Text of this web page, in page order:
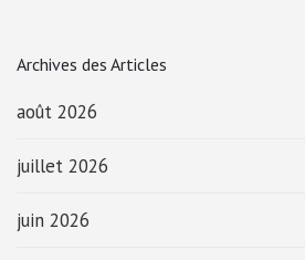
Archives des Articles
août 2026
juillet 2026
juin 2026